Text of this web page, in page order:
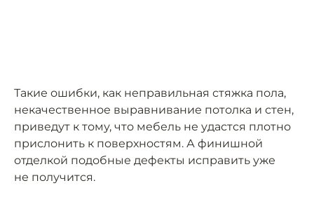
Такие ошибки, как неправильная стяжка пола,
некачественное выравнивание потолка и стен,
приведут к тому, что мебель не удастся плотно
прислонить к поверхностям. А финишной
отделкой подобные дефекты исправить уже
не получится.